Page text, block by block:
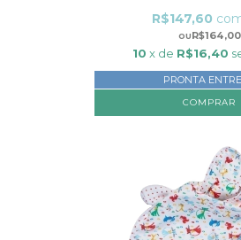
R$164,00
R$147,60
10 x de R$16,40
PRONTA